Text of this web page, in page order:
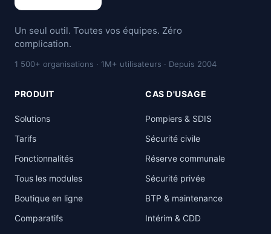
Un seul outil. Toutes vos équipes. Zéro
complication.
1 500+ organisations · 1M+ utilisateurs · Depuis 2004
PRODUIT
Solutions
Tarifs
Fonctionnalités
Tous les modules
Boutique en ligne
Comparatifs
CAS D'USAGE
Pompiers & SDIS
Sécurité civile
Réserve communale
Sécurité privée
BTP & maintenance
Intérim & CDD